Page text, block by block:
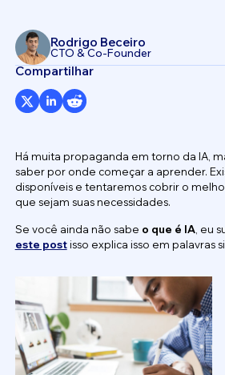
Rodrigo Beceiro
CTO & Co-Founder
Compartilhar
Há muita propaganda em torno da IA,
saber por onde começar a aprender.
disponíveis e tentaremos cobrir o
que sejam suas necessidades.
Se você ainda não sabe o que é IA, eu
este postisso explica isso em palavras